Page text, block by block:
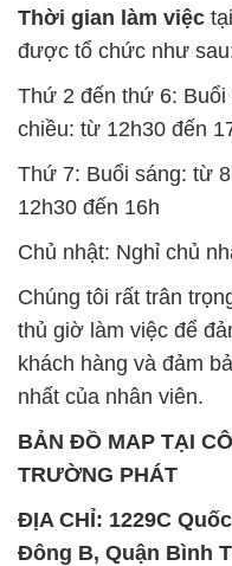
Thời gian làm việc
được tổ chức như
Thứ 2 đến thứ 6:
chiều: từ 12h30 đến
Thứ 7: Buổi sáng: từ
12h30 đến 16h
Chủ nhật: Nghỉ chủ
Chúng tôi rất trân
thủ giờ làm việc để
khách hàng và đảm
nhất của nhân viên.
BẢN ĐỒ MAP TẠI
TRƯỜNG PHÁT
ĐỊA CHỈ: 1229C
Đông B, Quận Bình